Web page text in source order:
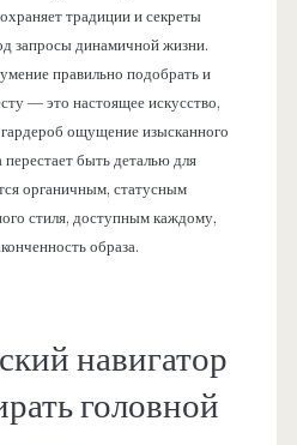
традиции и секреты
запросы динамичной жизни.
правильно подобрать и
— это настоящее искусство,
ощущение изысканного
быть деталью для
органичным, статусным
стиля, доступным каждому,
образа.
навигатор
головной